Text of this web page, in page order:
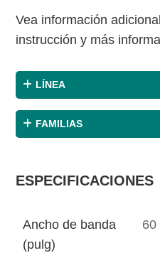
Vea información
instrucción y más
LÍNEA
FAMILIAS
ESPECIFICACIONES
Ancho de banda
(pulg)
60